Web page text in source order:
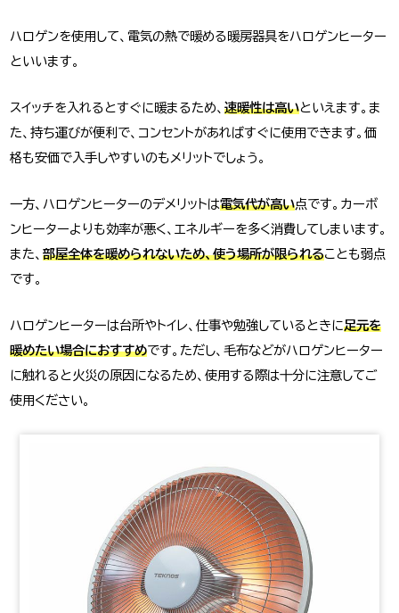
ハロゲンを使用して、電気の熱で暖める暖房器具をハロゲンヒーター
といいます。
スイッチを入れるとすぐに暖まるため、速暖性は高いといえます。ま
た、持ち運びが便利で、コンセントがあればすぐに使用できます。価
格も安価で入手しやすいのもメリットでしょう。
一方、ハロゲンヒーターのデメリットは電気代が高い点です。カーボ
ンヒーターよりも効率が悪く、エネルギーを多く消費してしまいます。
また、部屋全体を暖められないため、使う場所が限られることも弱点
です。
ハロゲンヒーターは台所やトイレ、仕事や勉強しているときに足元を
暖めたい場合におすすめです。ただし、毛布などがハロゲンヒーター
に触れると火災の原因になるため、使用する際は十分に注意してご
使用ください。